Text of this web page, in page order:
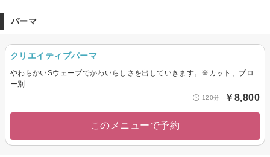
パーマ
クリエイティブパーマ
やわらかいSウェーブでかわいらしさを出していきます。※カット、ブロ
ー別
120分 ￥8,800
このメニューで予約